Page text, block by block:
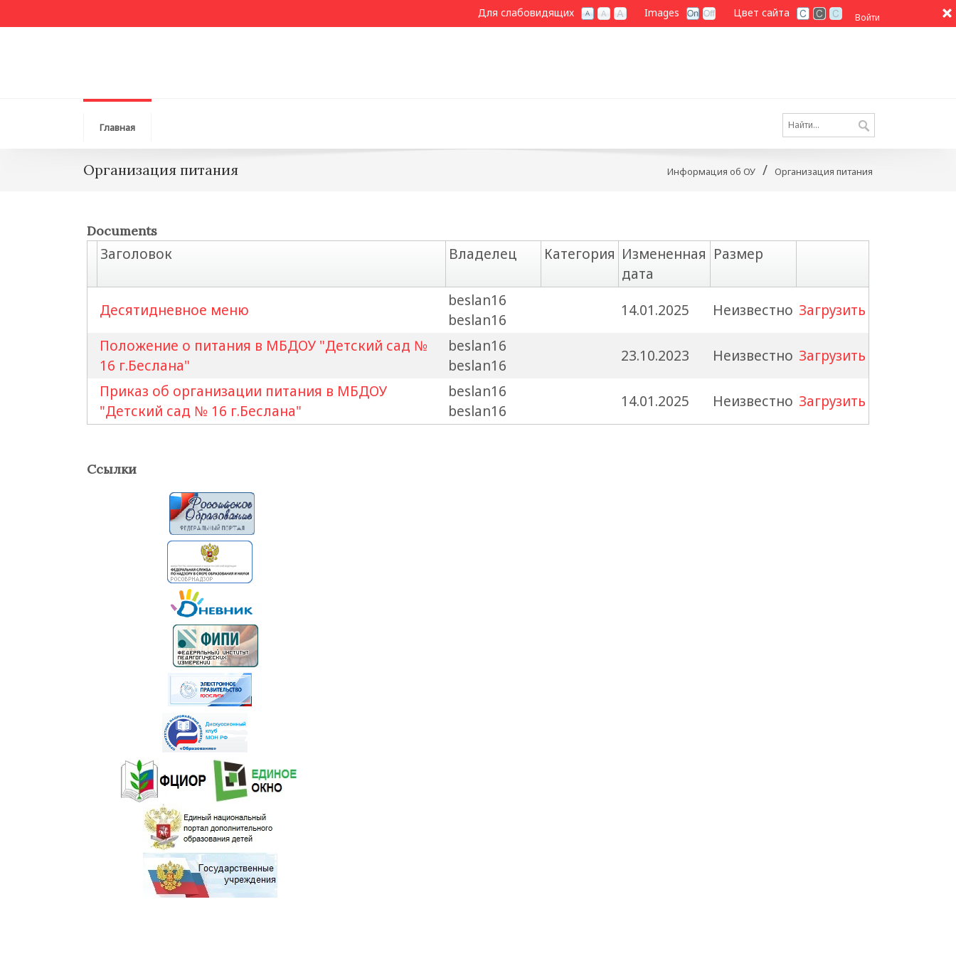
Войти
Цвет сайта
Images
Для слабовидящих
Главная
Организация питания Информация об ОУ / Организация питания
Documents
Заголовок Владелец Категория Измененная
дата
Размер
Десятидневное меню
beslan16
beslan16
14.01.2025 Неизвестно Загрузить
Положение о питания в МБДОУ "Детский сад №
16 г.Беслана"
beslan16
beslan16
23.10.2023 Неизвестно Загрузить
Приказ об организации питания в МБДОУ
"Детский сад № 16 г.Беслана"
beslan16
beslan16
14.01.2025 Неизвестно Загрузить
Ссылки